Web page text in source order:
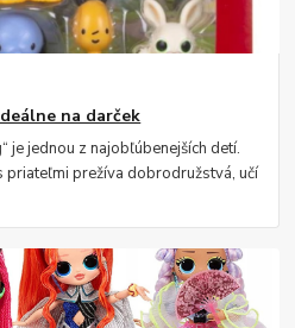
na darček
je jednou z najobľúbenejších detí.
prežíva dobrodružstvá, učí